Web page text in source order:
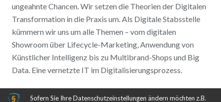
ungeahnte Chancen. Wir setzen die Theorien der Digitalen
Transformation in die Praxis um. Als Digitale Stabsstelle
kümmern wir uns um alle Themen – vom digitalen
Showroom über Lifecycle-Marketing, Anwendung von
Künstlicher Intelligenz bis zu Multibrand-Shops und Big
Data. Eine vernetzte IT im Digitalisierungsprozess.
Sofern Sie Ihre Datenschutzeinstellungen ändern möchten z.B.